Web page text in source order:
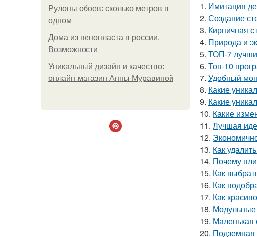
Рулоны обоев: сколько метров в
одном
Дома из пенопласта в россии.
Возможности
Уникальный дизайн и качество:
онлайн-магазин Анны Муравиной
1. Имитация
2. Создание
3. Кирпичная
4. Природа и
5. ТОП-7
6. Топ-10
7. Удобный
8. Какие
9. Какие
10. Какие
11. Лучшая
12.
13. Как
14. Почему
15. Как
16. Как
17. Как
18. Модульные
19. Маленькая
20. Подземная